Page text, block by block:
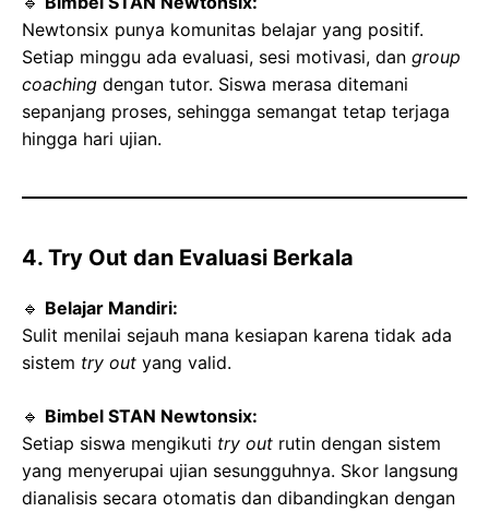
Newtonsix punya komunitas belajar yang positif.
Setiap minggu ada evaluasi, sesi motivasi, dan group
coaching dengan tutor. Siswa merasa ditemani
sepanjang proses, sehingga semangat tetap terjaga
hingga hari ujian.
4. Try Out dan Evaluasi Berkala
🔹 Belajar Mandiri:
Sulit menilai sejauh mana kesiapan karena tidak ada
sistem try out yang valid.
🔹 Bimbel STAN Newtonsix:
Setiap siswa mengikuti try out rutin dengan sistem
yang menyerupai ujian sesungguhnya. Skor langsung
dianalisis secara otomatis dan dibandingkan dengan